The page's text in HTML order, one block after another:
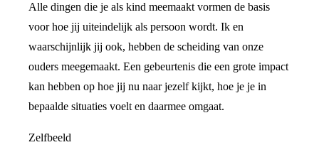
Alle dingen die je als kind meemaakt vormen de basis
voor hoe jij uiteindelijk als persoon wordt. Ik en
waarschijnlijk jij ook, hebben de scheiding van onze
ouders meegemaakt. Een gebeurtenis die een grote impact
kan hebben op hoe jij nu naar jezelf kijkt, hoe je je in
bepaalde situaties voelt en daarmee omgaat.
Zelfbeeld